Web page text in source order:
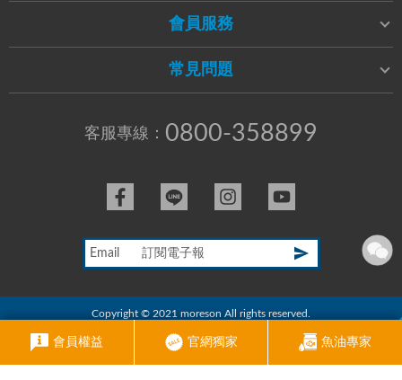
會員服務
常見問題
客服專線： 0800-358899
Email
Copyright © 2021 moreson All rights reserved.
會員權益 官網獨家 魚油專家